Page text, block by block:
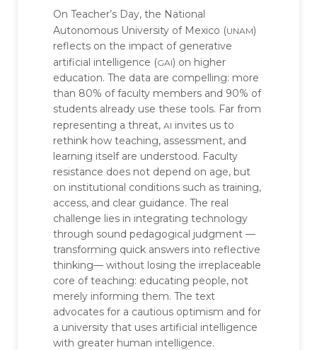
On Teacher’s Day, the National
Autonomous University of Mexico (unam)
reflects on the impact of generative
artificial intelligence (gai) on higher
education. The data are compelling: more
than 80% of faculty members and 90% of
students already use these tools. Far from
representing a threat, ai invites us to
rethink how teaching, assessment, and
learning itself are understood. Faculty
resistance does not depend on age, but
on institutional conditions such as training,
access, and clear guidance. The real
challenge lies in integrating technology
through sound pedagogical judgment —
transforming quick answers into reflective
thinking— without losing the irreplaceable
core of teaching: educating people, not
merely informing them. The text
advocates for a cautious optimism and for
a university that uses artificial intelligence
with greater human intelligence.